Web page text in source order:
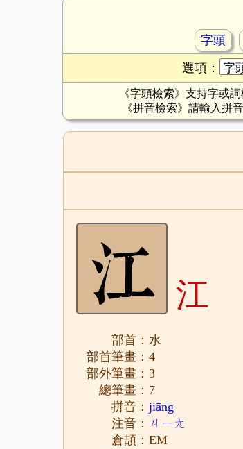
字頭
選項：
《字頭檢索》支持字或
《拼音檢索》請輸入拼
江
部首：水
部首筆畫：4
部外筆畫：3
總筆畫：7
拼音：jiāng
注音： ㄐㄧㄤ
倉頡：EM